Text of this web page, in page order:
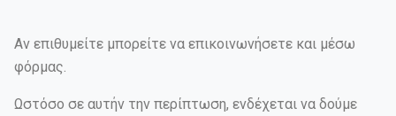
Αν επιθυμείτε μπορείτε να επικοινωνήσετε και μέσω
φόρμας.
Ωστόσο σε αυτήν την περίπτωση, ενδέχεται να δούμε